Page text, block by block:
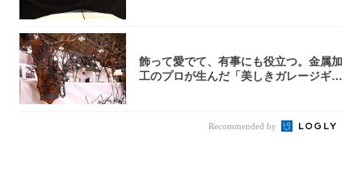
飾って愛でて、有事にも役立つ。金属加
工のプロが生んだ「美しきガレージギ
Recommended by